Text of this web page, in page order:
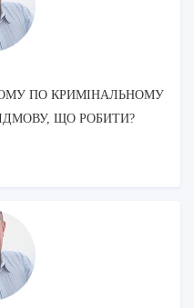
ПО КРИМІНАЛЬНОМУ
ЩО РОБИТИ?